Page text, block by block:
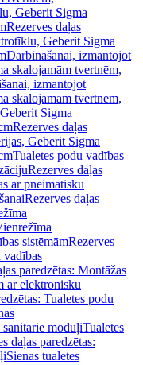
Geberit Sigma
Rezerves daļas
Geberit Sigma
Darbināšanai, izmantojot
skalojamām tvertnēm,
izmantojot
skalojamām tvertnēm,
Sigma
Rezerves daļas
Geberit Sigma
Tualetes podu vadības
Rezerves daļas
ar pneimatisku
Rezerves daļas
sistēmāmRezerves
vadības
paredzētas: Montāžas
ar elektronisku
Tualetes podu
moduļiTualetes
daļas paredzētas:
Sienas tualetes